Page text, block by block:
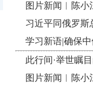
图片新闻︱陈
习近平同俄罗斯
学习新语|确保
此行间·举世瞩
图片新闻︱陈